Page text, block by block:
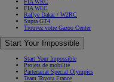
FIA WEC
Rallye Dakar / W2RC
Supra GT4
Trouvez votre Gazoo Center
Start Your Impossible
Start Your Impossible
Projets de mobilité
Partenariat Special Olympics
Team Toyota France